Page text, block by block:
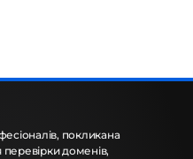
покликана
доменів,